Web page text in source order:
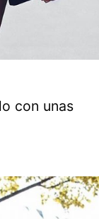
con unas